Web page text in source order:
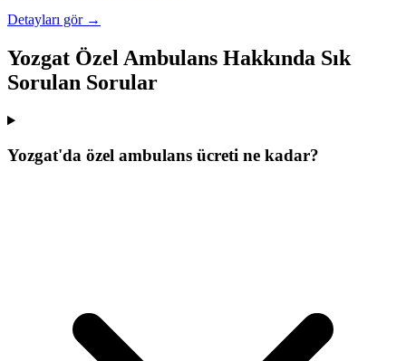
Detayları gör →
Yozgat Özel Ambulans Hakkında Sık
Sorulan Sorular
Yozgat'da özel ambulans ücreti ne kadar?